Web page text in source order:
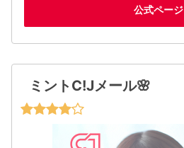
公式ページ
ミントC!Jメール🌸